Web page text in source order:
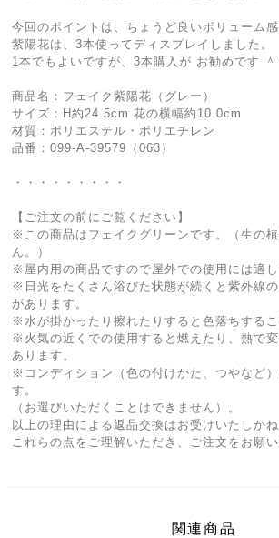
今回のポイントは、ちょうど良いボリューム感
紫陽花は、3本使ってディスプレイしました。
1本でもよいですが、3本購入が お勧めです ＾
商品名：フェイク紫陽花（グレー）
サイズ：H約24.5cm 花の横幅約10.0cm
材質：ポリエステル・ポリエチレン
品番：099-A-39579（063）
・・・・・・・・・
【ご注文の前にご覧ください】
※この商品はフェイクグリーンです。（生の
ん。）
※屋内用の商品ですので屋外での使用には適し
※日光をたくさん浴びた状態が続くと紫外線
があります。
※水が掛かったり擦れたりすると色落ちするこ
※火気の近くでの使用すると燃えたり、熱で
あります。
※コンディション（色の付けかた、つやなど
す。
（お選びいただくことはできません）。
以上の理由による返品交換はお受けいたしかね
これらの点をご理解いただき、ご注文をお願い
関連商品